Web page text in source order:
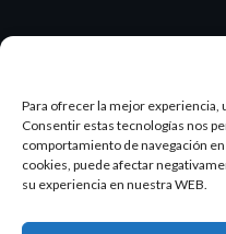
Para ofrecer la mejor experiencia,
Consentir estas tecnologías nos
comportamiento de navegación
cookies, puede afectar
su experiencia en nuestra WEB.